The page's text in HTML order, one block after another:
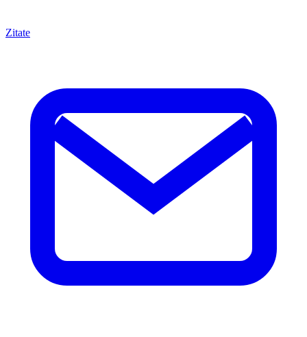
Zitate